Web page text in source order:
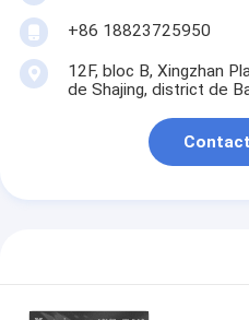
+86 18823725950
12F, bloc B, Xingzhan
de Shajing, district de